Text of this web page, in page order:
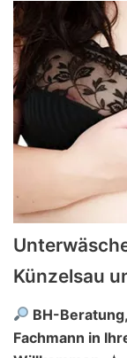
Künzelsau
BH-
Fachmann in